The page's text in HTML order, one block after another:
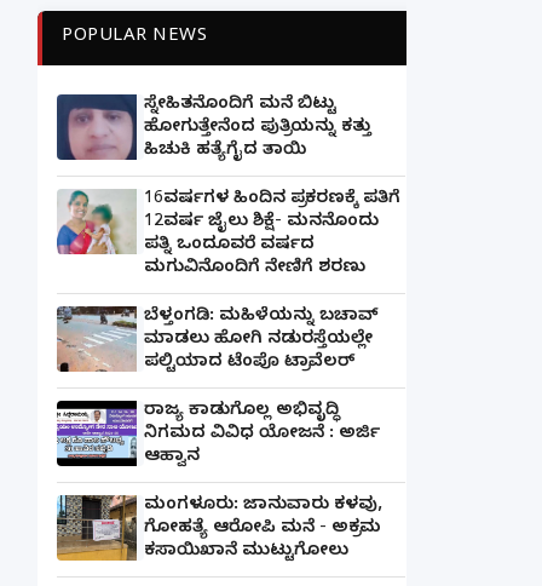
POPULAR NEWS
ಸ್ನೇಹಿತನೊಂದಿಗೆ ಮನೆ ಬಿಟ್ಟು
ಹೋಗುತ್ತೇನೆಂದ ಪುತ್ರಿಯನ್ನು ಕತ್ತು
ಹಿಚುಕಿ ಹತ್ಯೆಗೈದ ತಾಯಿ
16ವರ್ಷಗಳ ಹಿಂದಿನ ಪ್ರಕರಣಕ್ಕೆ ಪತಿಗೆ
12ವರ್ಷ ಜೈಲು ಶಿಕ್ಷೆ- ಮನನೊಂದು
ಪತ್ನಿ ಒಂದೂವರೆ ವರ್ಷದ
ಮಗುವಿನೊಂದಿಗೆ ನೇಣಿಗೆ ಶರಣು
ಬೆಳ್ತಂಗಡಿ: ಮಹಿಳೆಯನ್ನು ಬಚಾವ್
ಮಾಡಲು ಹೋಗಿ ನಡುರಸ್ತೆಯಲ್ಲೇ
ಪಲ್ಟಿಯಾದ ಟೆಂಪೊ ಟ್ರಾವೆಲರ್
ರಾಜ್ಯ ಕಾಡುಗೊಲ್ಲ ಅಭಿವೃದ್ಧಿ
ನಿಗಮದ ವಿವಿಧ ಯೋಜನೆ : ಅರ್ಜಿ
ಆಹ್ವಾನ
ಮಂಗಳೂರು: ಜಾನುವಾರು ಕಳವು,
ಗೋಹತ್ಯೆ ಆರೋಪಿ ಮನೆ - ಅಕ್ರಮ
ಕಸಾಯಿಖಾನೆ ಮುಟ್ಟುಗೋಲು